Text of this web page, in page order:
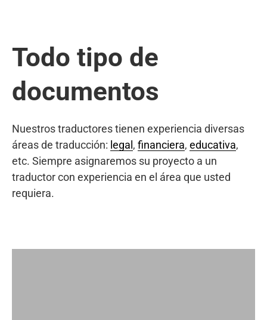
Todo tipo de
documentos
Nuestros traductores tienen experiencia diversas
áreas de traducción: legal , financiera, educativa,
etc. Siempre asignaremos su proyecto a un
traductor con experiencia en el área que usted
requiera.